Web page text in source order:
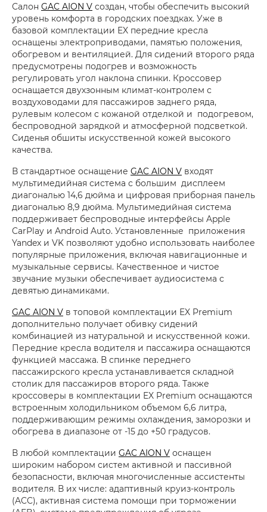
Салон GAC AION V создан, чтобы обеспечить высокий
уровень комфорта в городских поездках. Уже в
базовой комплектации EX передние кресла
оснащены электроприводами, памятью положения,
обогревом и вентиляцией. Для сидений второго ряда
предусмотрены подогрев и возможность
регулировать угол наклона спинки. Кроссовер
оснащается двухзонным климат-контролем с
воздуховодами для пассажиров заднего ряда,
рулевым колесом с кожаной отделкой и подогревом,
беспроводной зарядкой и атмосферной подсветкой.
Сиденья обшиты искусственной кожей высокого
качества.
В стандартное оснащение GAC AION V входят
мультимедийная система с большим дисплеем
диагональю 14,6 дюйма и цифровая приборная панель
диагональю 8,9 дюйма. Мультимедийная система
поддерживает беспроводные интерфейсы Apple
CarPlay и Android Auto. Установленные приложения
Yandex и VK позволяют удобно использовать наиболее
популярные приложения, включая навигационные и
музыкальные сервисы. Качественное и чистое
звучание музыки обеспечивает аудиосистема с
девятью динамиками.
GAC AION V в топовой комплектации EX Premium
дополнительно получает обивку сидений
комбинацией из натуральной и искусственной кожи.
Передние кресла водителя и пассажира оснащаются
функцией массажа. В спинке переднего
пассажирского кресла устанавливается складной
столик для пассажиров второго ряда. Также
кроссоверы в комплектации EX Premium оснащаются
встроенным холодильником объемом 6,6 литра,
поддерживающим режимы охлаждения, заморозки и
обогрева в диапазоне от -15 до +50 градусов.
В любой комплектации GAC AION V оснащен
широким набором систем активной и пассивной
безопасности, включая многочисленные ассистенты
водителя. В их числе: адаптивный круиз-контроль
(ACC), активная система помощи при торможении